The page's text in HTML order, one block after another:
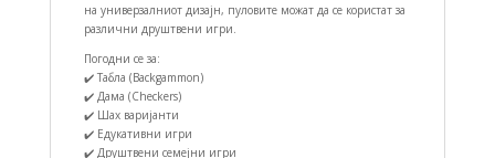
на универзалниот дизајн, пуловите можат да се користат за
различни друштвени игри.
Погодни се за:
✔️ Табла (Backgammon)
✔️ Дама (Checkers)
✔️ Шах варијанти
✔️ Едукативни игри
✔️ Друштвени семејни игри